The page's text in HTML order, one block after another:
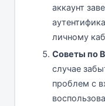
аккаунт
личному
Советы по
случае
проблем с